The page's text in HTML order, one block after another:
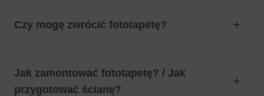
Czy mogę zwrócić fototapetę?
Jak zamontować fototapetę? / Jak
przygotować ścianę?